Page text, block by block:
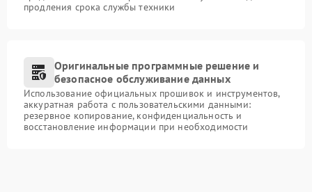
продления срока службы техники
Оригинальные программные решение и
безопасное обслуживание данных
Использование официальных прошивок и инструментов,
аккуратная работа с пользовательскими данными:
резервное копирование, конфиденциальность и
восстановление информации при необходимости